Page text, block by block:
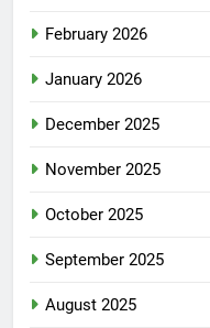
February 2026
January 2026
December 2025
November 2025
October 2025
September 2025
August 2025